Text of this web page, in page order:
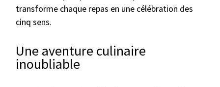
transforme chaque repas en une célébration des
cinq sens.
Une aventure culinaire
inoubliable